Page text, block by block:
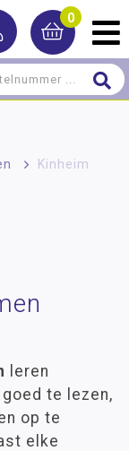
0
>
Kinheim
leren
te lezen,
op te
elke